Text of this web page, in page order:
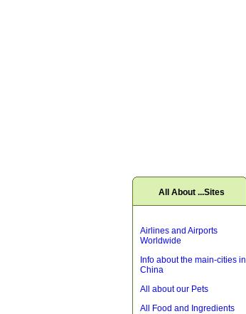
All About ...Sites
Airlines and Airports
Worldwide
Info about the main-cities in
China
All about our Pets
All Food and Ingredients